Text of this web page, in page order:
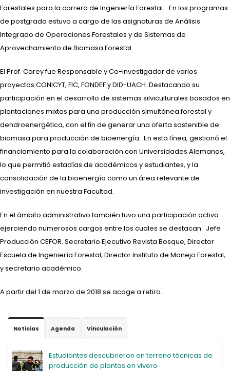
Forestales para la carrera de Ingeniería Forestal. En los programas
de postgrado estuvo a cargo de las asignaturas de Análisis
Integrado de Operaciones Forestales y de Sistemas de
Aprovechamiento de Biomasa Forestal.
El Prof. Carey fue Responsable y Co-investigador de varios
proyectos CONICYT, FIC, FONDEF y DID-UACH. Destacando su
participación en el desarrollo de sistemas silviculturales basados en
plantaciones mixtas para una producción simultánea forestal y
dendroenergética, con el fin de generar una oferta sostenible de
biomasa para producción de bioenergía. En esta línea, gestionó el
financiamiento para la colaboración con Universidades Alemanas,
lo que permitió estadías de académicos y estudiantes, y la
consolidación de la bioenergía como un área relevante de
investigación en nuestra Facultad.
En el ámbito administrativo también tuvo una participación activa
ejerciendo numerosos cargos entre los cuales se destacan: Jefe
Producción CEFOR. Secretario Ejecutivo Revista Bosque, Director
Escuela de Ingeniería Forestal, Director Instituto de Manejo Forestal,
y secretario académico.
A partir del 1 de marzo de 2018 se acoge a retiro.
Noticias Agenda Vinculación
Estudiantes descubrieron en terreno técnicas de
producción de plantas en vivero